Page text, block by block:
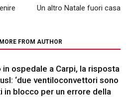
Un altro Natale fuori casa
MORE FROM AUTHOR
in ospedale a Carpi, la risposta
‘due ventiloconvettori sono
in blocco per un errore della